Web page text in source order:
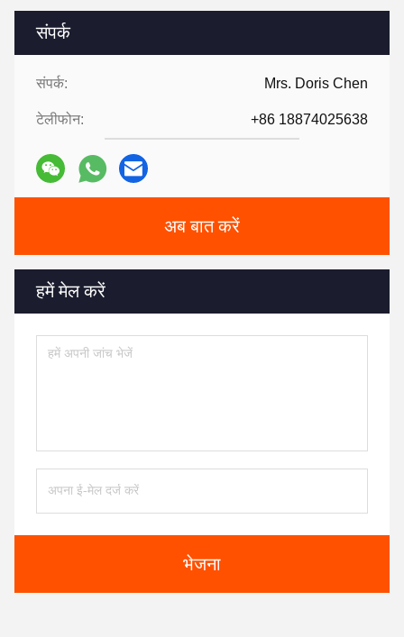
संपर्क
संपर्क: Mrs. Doris Chen
टेलीफोन: +86 18874025638
अब बात करें
हमें मेल करें
भेजना